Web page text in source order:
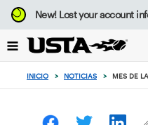
Enfoque
desde
botón
volver
principio
New!Lost your account
INICIO > NOTICIAS > MES DE